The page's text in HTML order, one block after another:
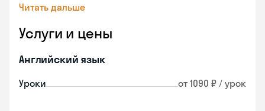
Читать дальше
Услуги и цены
Английский язык
Уроки от 1090 ₽ / урок